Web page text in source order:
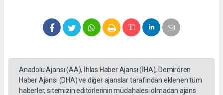
Anadolu Ajansı (AA), İhlas Haber Ajansı (İHA), Demirören
Haber Ajansı (DHA) ve diğer ajanslar tarafından eklenen tüm
haberler, sitemizin editörlerinin müdahalesi olmadan ajans